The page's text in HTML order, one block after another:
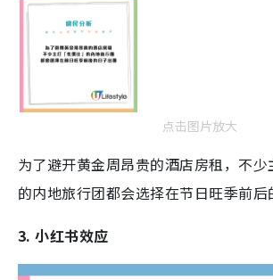
点击图片放大
为了避开黄金周昂贵的酒店房租，不
的内地旅行团都会选择在节日旺季前后
3. 小红书效应